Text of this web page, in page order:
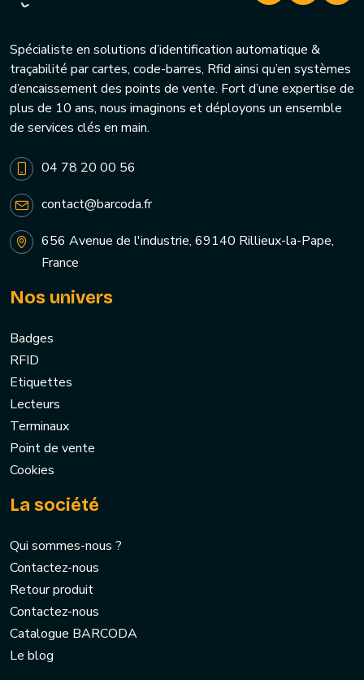
Spécialiste en solutions d’identification automatique &
traçabilité par cartes, code-barres, Rfid ainsi qu’en systèmes
d’encaissement des points de vente. Fort d’une expertise de
plus de 10 ans, nous imaginons et déployons un ensemble
de services clés en main.
04 78 20 00 56
contact@barcoda.fr
656 Avenue de l'industrie, 69140 Rillieux-la-Pape,
France
Nos univers
Badges
RFID
Etiquettes
Lecteurs
Terminaux
Point de vente
Cookies
La société
Qui sommes-nous ?
Contactez-nous
Retour produit
Contactez-nous
Catalogue BARCODA
Le blog